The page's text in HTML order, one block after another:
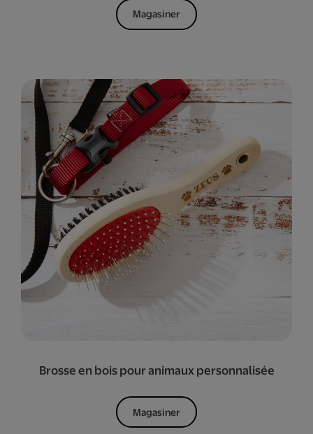
Magasiner
Brosse en bois pour animaux personnalisée
Magasiner